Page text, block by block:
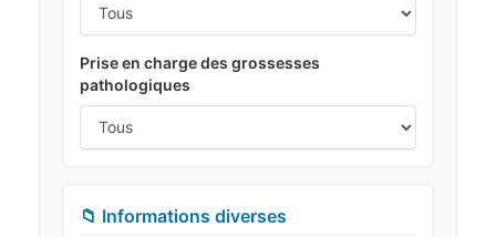
Prise en charge des grossesses
pathologiques
📁 Informations diverses